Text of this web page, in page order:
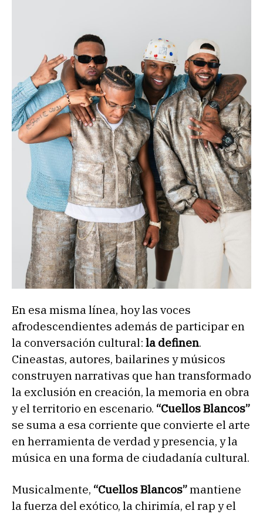
En esa misma línea, hoy las voces
afrodescendientes además de participar en
la conversación cultural: la definen.
Cineastas, autores, bailarines y músicos
construyen narrativas que han transformado
la exclusión en creación, la memoria en obra
y el territorio en escenario. “Cuellos Blancos”
se suma a esa corriente que convierte el arte
en herramienta de verdad y presencia, y la
música en una forma de ciudadanía cultural.
Musicalmente, “Cuellos Blancos”mantiene
la fuerza del exótico, la chirimía, el rap y el